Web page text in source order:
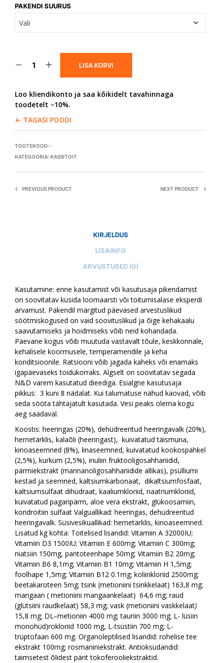
PAKENDI SUURUS
LISA KORVI
Loo kliendikonto ja saa kõikidelt tavahinnaga
toodetelt −10%.
← TAGASI POODI
TOOTEKOOD: -
KATEGOORIA: KASSITOIT
PREVIOUS PRODUCT NEXT PRODUCT
KIRJELDUS
LISAINFO
ARVUSTUSED (0)
Kasutamine: enne kasutamist või kasutusaja pikendamist
on soovitatav küsida loomaarsti või toitumisalase eksperdi
arvamust. Pakendil märgitud päevased arvestuslikud
söötmiskogused on vaid soovituslikud ja õige kehakaalu
saavutamiseks ja hoidmiseks võib neid kohandada.
Päevane kogus võib muutuda vastavalt tõule, keskkonnale,
kehalisele koormusele, temperamendile ja keha
konditsioonile. Ratsiooni võib jagada kaheks või enamaks
igapäevaseks toidukorraks. Algselt on soovitatav segada
N&D varem kasutatud dieediga. Esialgne kasutusaja
pikkus: 3 kuni 8 nädalat. Kui talumatuse nähud kaovad, võib
seda sööta tähtajatult kasutada. Vesi peaks olema kogu
aeg saadaval.
Koostis: heeringas (20%), dehüdreeritud heeringavalk (20%),
hernetärklis, kalaõli (heeringast), kuivatatud täismuna,
kinoaseemned (8%), linaseemned, kuivatatud kookospähkel
(2,5%), kurkum (2,5%), inuliin fruktooligosahhariidid,
pärmiekstrakt (mannanoligosahhariidide allikas), psülliumi
kestad ja seemned, kaltsiumkarbonaat, dikaltsiumfosfaat,
kaltsiumsulfaat dihüdraat, kaaliumkloriid, naatriumkloriid,
kuivatatud pagaripärm, aloe vera ekstrakt, glükoosamiin,
kondroitiin sulfaat Valguallikad: heeringas, dehüdreeritud
heeringavalk. Süsivesikuallikad: hernetärklis, kinoaseemned.
Lisatud kg kohta: Toitelised lisandid: Vitamiin A 32000IU;
Vitamiin D3 1500IU; Vitamiin E 600mg; Vitamiin C 300mg;
niatsiin 150mg, pantoteenhape 50mg; Vitamiin B2 20mg;
Vitamiin B6 8,1mg; Vitamiin B1 10mg; Vitamiin H 1,5mg;
foolhape 1,5mg; Vitamiin B12 0.1mg; koliinkloriid 2500mg;
beetakaroteen 5mg; tsink (metioniini tsinkkelaat) 163,8 mg;
mangaan ( metioniini mangaankelaat) 64,6 mg; raud
(glütsiini raudkelaat) 58,3 mg; vask (metioniini vaskkelaat)
15,8 mg; DL–metioniin 4000 mg; tauriin 3000 mg; L- lüsiin
monohüd)rokloriid 1000 mg, L-tsüstiin 700 mg; L-
trüptofaan 600 mg. Organoleptilised lisandid: rohelise tee
ekstrakt 100mg; rosmariiniekstrakt. Antioksüdandid:
taimsetest õlidest pärit tokoferooliekstraktid.